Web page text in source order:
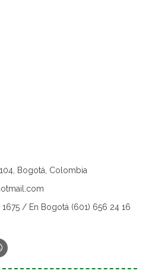
Bogotá, Colombia
1675 / En Bogotá (601) 656 24 16